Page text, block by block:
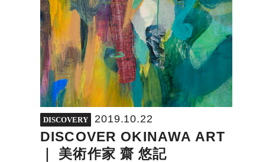
DISCOVERY 2019.10.22
DISCOVER OKINAWA ART
｜ 美術作家 齋 悠記